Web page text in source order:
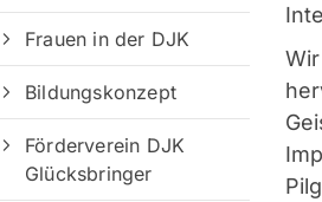
Frauen in der DJK
Bildungskonzept
Förderverein DJK
Glücksbringer